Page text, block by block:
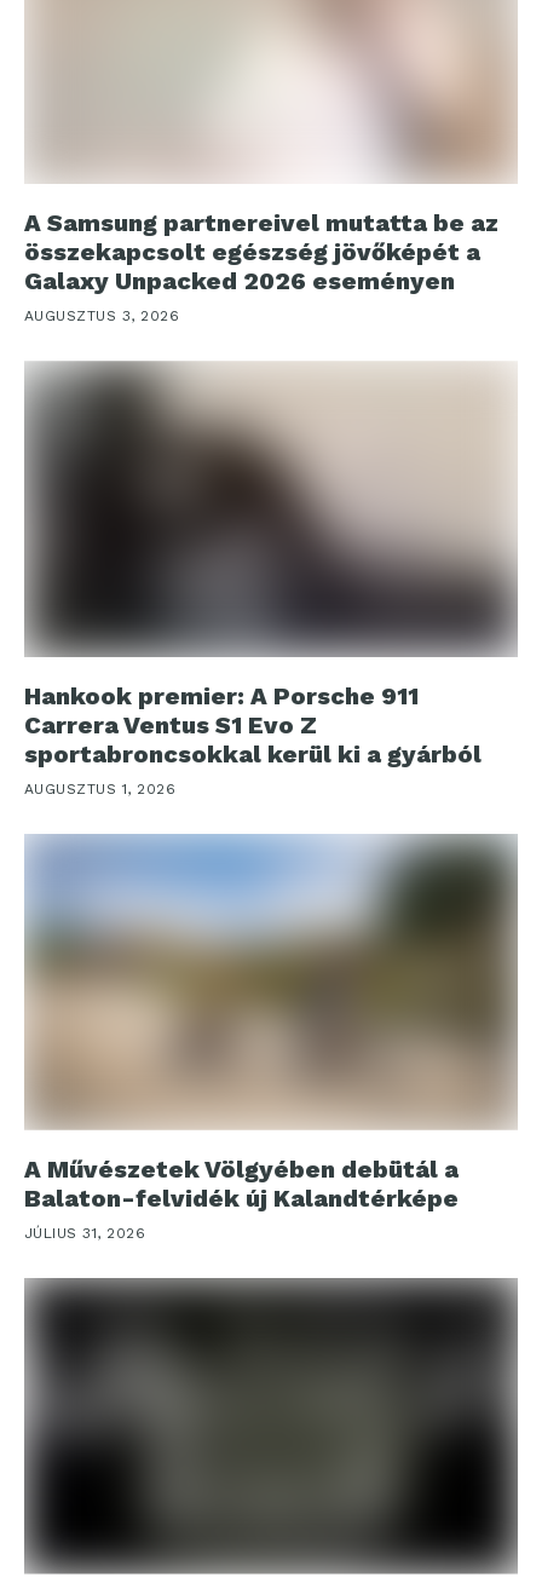
A Samsung partnereivel mutatta be az
összekapcsolt egészség jövőképét a
Galaxy Unpacked 2026 eseményen
AUGUSZTUS 3, 2026
Hankook premier: A Porsche 911
Carrera Ventus S1 Evo Z
sportabroncsokkal kerül ki a gyárból
AUGUSZTUS 1, 2026
A Művészetek Völgyében debütál a
Balaton-felvidék új Kalandtérképe
JÚLIUS 31, 2026